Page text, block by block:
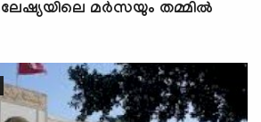
മര്‍സയും തമ്മില്‍